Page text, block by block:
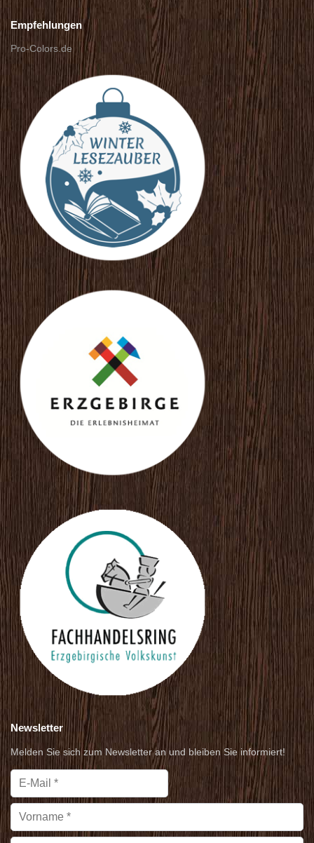
Empfehlungen
Pro-Colors.de
Newsletter
Melden Sie sich zum Newsletter an und bleiben Sie informiert!